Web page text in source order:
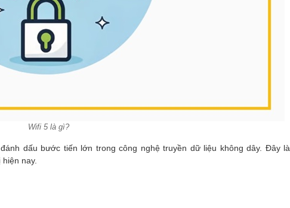
Wifi 5 là gì?
dấu bước tiến lớn trong công nghệ truyền dữ liệu không dây. Đây là
nay.